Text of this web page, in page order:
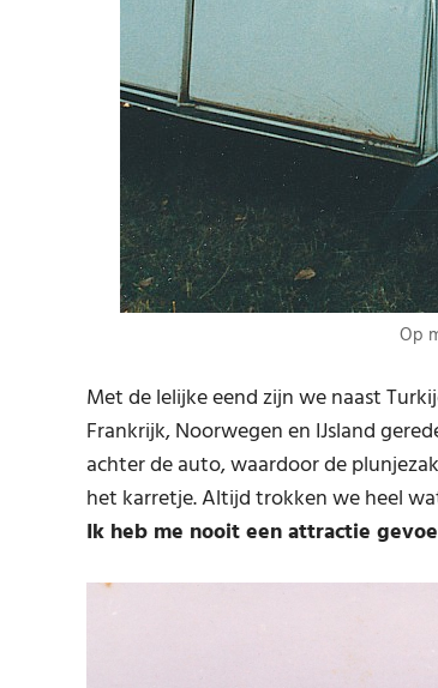
Op
Met de lelijke eend zijn we naast
Frankrijk, Noorwegen en IJsland
achter de auto, waardoor de
het karretje. Altijd trokken we heel
Ik heb me nooit een attractie